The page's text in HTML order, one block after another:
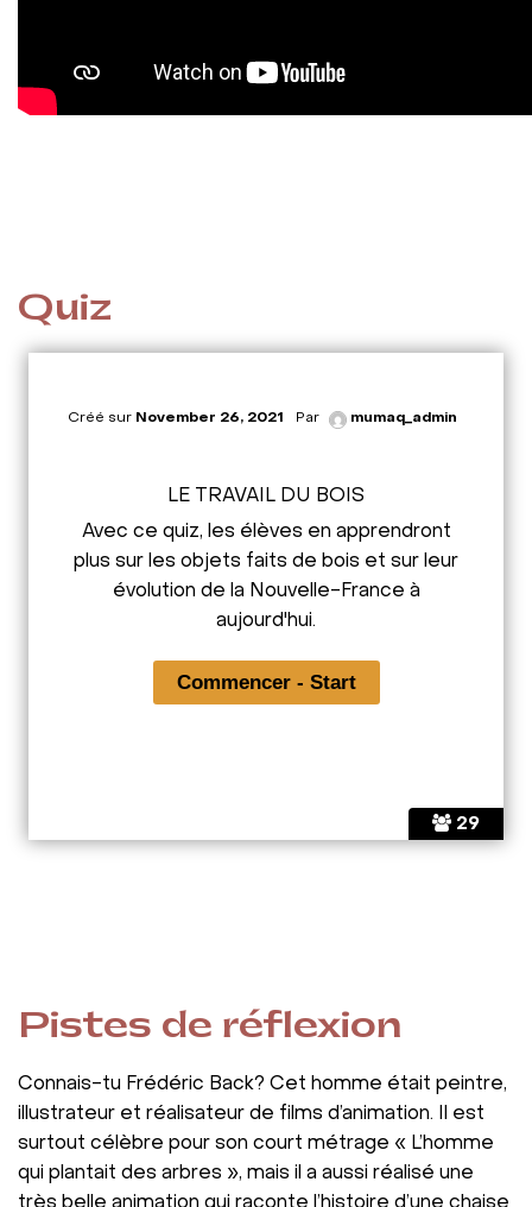
Quiz
29
Créé sur November 26, 2021 Par mumaq_admin
LE TRAVAIL DU BOIS
Avec ce quiz, les élèves en apprendront
plus sur les objets faits de bois et sur leur
évolution de la Nouvelle-France à
aujourd'hui.
Pistes de réflexion
Connais-tu Frédéric Back? Cet homme était peintre,
illustrateur et réalisateur de films d’animation. Il est
surtout célèbre pour son court métrage « L’homme
qui plantait des arbres », mais il a aussi réalisé une